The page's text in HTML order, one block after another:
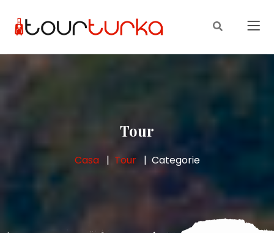
Tour
Casa Tour Categorie